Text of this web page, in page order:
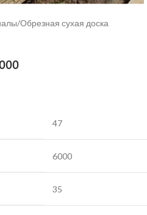
/Обрезная сухая доска
47
6000
35